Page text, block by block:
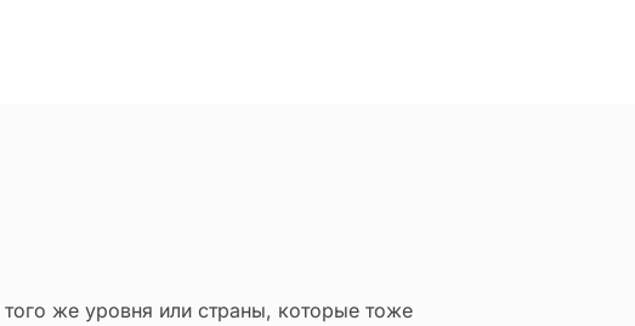
того же уровня или страны, которые тоже